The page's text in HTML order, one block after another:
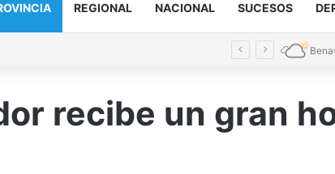
REGIONAL NACIONAL SUCESOS
recibe un gran